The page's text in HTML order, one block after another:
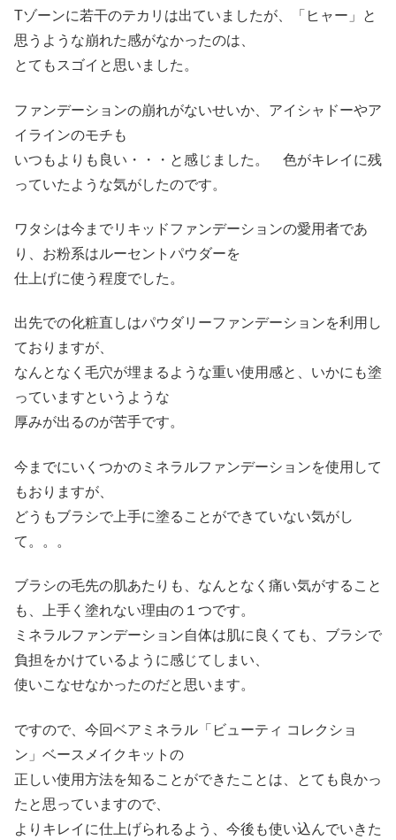
Tゾーンに若干のテカリは出ていましたが、「ヒャー」と
思うような崩れた感がなかったのは、
とてもスゴイと思いました。
ファンデーションの崩れがないせいか、アイシャドーやア
イラインのモチも
いつもよりも良い・・・と感じました。 色がキレイに残
っていたような気がしたのです。
ワタシは今までリキッドファンデーションの愛用者であ
り、お粉系はルーセントパウダーを
仕上げに使う程度でした。
出先での化粧直しはパウダリーファンデーションを利用し
ておりますが、
なんとなく毛穴が埋まるような重い使用感と、いかにも塗
っていますというような
厚みが出るのが苦手です。
今までにいくつかのミネラルファンデーションを使用して
もおりますが、
どうもブラシで上手に塗ることができていない気がし
て。。。
ブラシの毛先の肌あたりも、なんとなく痛い気がすること
も、上手く塗れない理由の１つです。
ミネラルファンデーション自体は肌に良くても、ブラシで
負担をかけているように感じてしまい、
使いこなせなかったのだと思います。
ですので、今回ベアミネラル「ビューティ コレクショ
ン」ベースメイクキットの
正しい使用方法を知ることができたことは、とても良かっ
たと思っていますので、
よりキレイに仕上げられるよう、今後も使い込んでいきた